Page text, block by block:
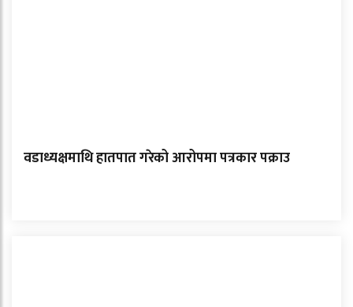
वडाध्यक्षमाथि हातपात गरेको आरोपमा पत्रकार पक्राउ